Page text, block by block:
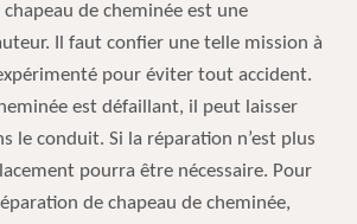
de cheminée est une
Il faut confier une telle mission à
pour éviter tout accident.
est défaillant, il peut laisser
le conduit. Si la réparation n’est plus
pourra être nécessaire. Pour
de chapeau de cheminée,